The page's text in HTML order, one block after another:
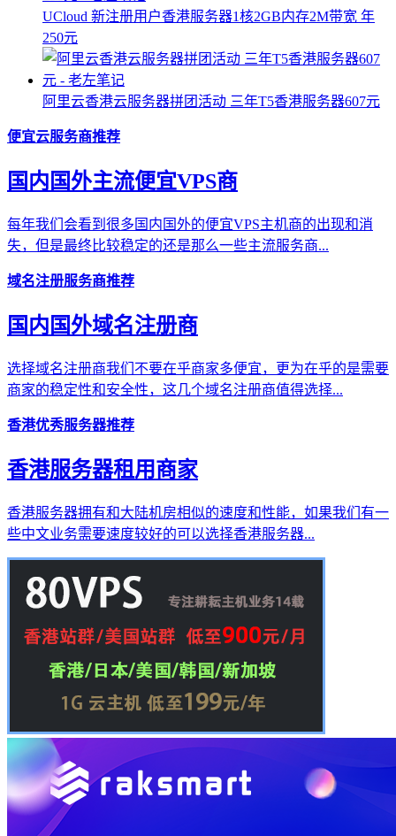
UCloud 新注册用户香港服务器1核2GB内存2M带宽 年
250元
阿里云香港云服务器拼团活动 三年T5香港服务器607元
便宜云服务商推荐
国内国外主流便宜VPS商
每年我们会看到很多国内国外的便宜VPS主机商的出现和消
失，但是最终比较稳定的还是那么一些主流服务商...
域名注册服务商推荐
国内国外域名注册商
选择域名注册商我们不要在乎商家多便宜，更为在乎的是需要
商家的稳定性和安全性，这几个域名注册商值得选择...
香港优秀服务器推荐
香港服务器租用商家
香港服务器拥有和大陆机房相似的速度和性能，如果我们有一
些中文业务需要速度较好的可以选择香港服务器...